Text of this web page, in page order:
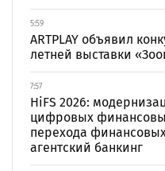
5:59
ARTPLAY объявил
летней выставки
7:57
HiFS 2026:
цифровых
перехода
агентский банкинг